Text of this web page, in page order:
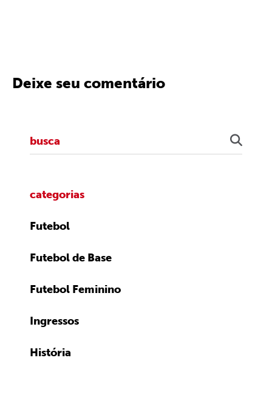
Deixe seu comentário
categorias
Futebol
Futebol de Base
Futebol Feminino
Ingressos
História